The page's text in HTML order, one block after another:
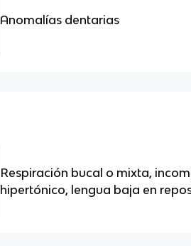
Anomalías dentarias
Respiración bucal o mixta,
hipertónico, lengua baja en